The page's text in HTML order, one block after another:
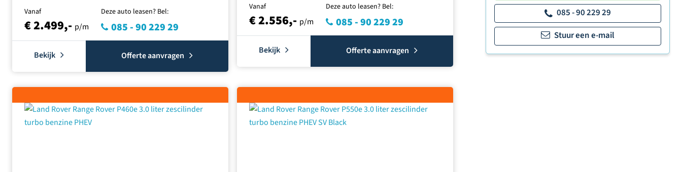
Vanaf
€ 2.499,- p/m
Deze auto leasen? Bel:
085 - 90 229 29
Bekijk Offerte aanvragen
Vanaf
€ 2.556,- p/m
Deze auto leasen? Bel:
085 - 90 229 29
Bekijk Offerte aanvragen
085 - 90 229 29
Stuur een e-mail